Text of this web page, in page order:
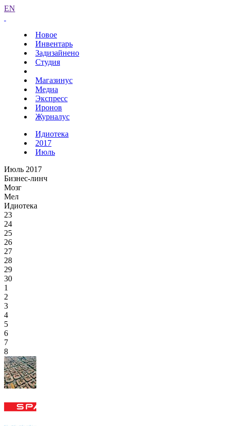
EN
Новое
Инвентарь
Задизайнено
Студия
Магазинус
Медиа
Экспресс
Иронов
Журналус
Идиотека
2017
Июль
Июль 2017
Бизнес-линч
Мозг
Мел
Идиотека
23
24
25
26
27
28
29
30
1
2
3
4
5
6
7
8